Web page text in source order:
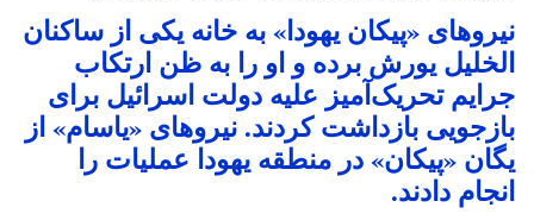
نیروهای «پیکان یهودا» به خانه یکی از ساکنان
الخلیل یورش برده و او را به ظن ارتکاب
جرایم تحریک‌آمیز علیه دولت اسرائیل برای
بازجویی بازداشت کردند. نیروهای «یاسام» از
یگان «پیکان» در منطقه یهودا عملیات را
انجام دادند.